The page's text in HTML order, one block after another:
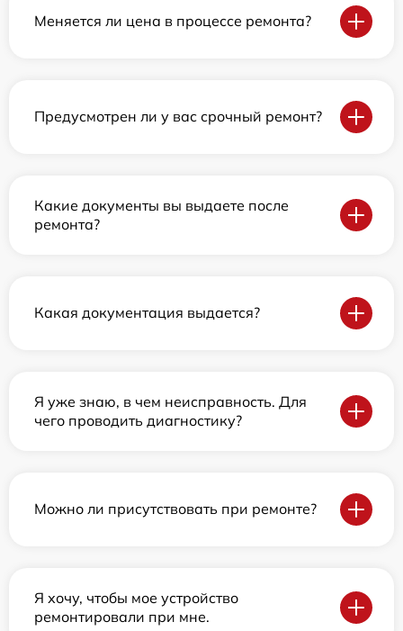
Меняется ли цена в процессе ремонта?
Предусмотрен ли у вас срочный ремонт?
Какие документы вы выдаете после
ремонта?
Какая документация выдается?
Я уже знаю, в чем неисправность. Для
чего проводить диагностику?
Можно ли присутствовать при ремонте?
Я хочу, чтобы мое устройство
ремонтировали при мне.